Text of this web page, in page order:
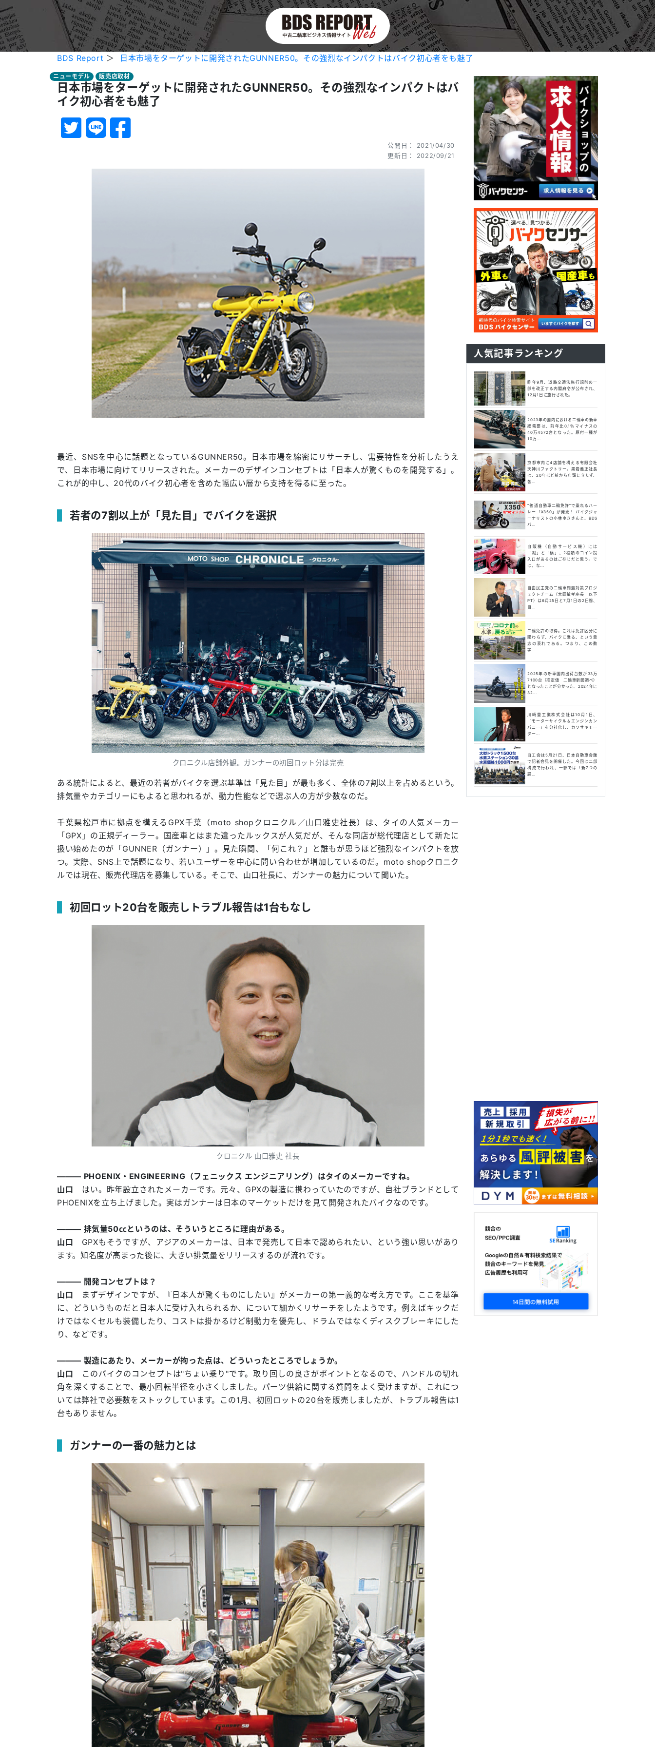
BDS Report ＞ 日本市場をターゲットに開発されたGUNNER50。その強烈なインパクトはバイク初心者をも魅了
ニューモデル 販売店取材
日本市場をターゲットに開発されたGUNNER50。その強烈なインパクトはバ
イク初心者をも魅了
公開日： 2021/04/30
更新日： 2022/09/21
最近、SNSを中心に話題となっているGUNNER50。日本市場を綿密にリサーチし、需要特性を分析したうえ
で、日本市場に向けてリリースされた。メーカーのデザインコンセプトは「日本人が驚くものを開発する」。
これが的中し、20代のバイク初心者を含めた幅広い層から支持を得るに至った。
若者の7割以上が「見た目」でバイクを選択
クロニクル店舗外観。ガンナーの初回ロット分は完売
ある統計によると、最近の若者がバイクを選ぶ基準は「見た目」が最も多く、全体の7割以上を占めるという。
排気量やカテゴリーにもよると思われるが、動力性能などで選ぶ人の方が少数なのだ。
千葉県松戸市に拠点を構えるGPX千葉（moto shopクロニクル／山口雅史社長）は、タイの人気メーカー
「GPX」の正規ディーラー。国産車とはまた違ったルックスが人気だが、そんな同店が総代理店として新たに
扱い始めたのが「GUNNER（ガンナー）」。見た瞬間、「何これ？」と誰もが思うほど強烈なインパクトを放
つ。実際、SNS上で話題になり、若いユーザーを中心に問い合わせが増加しているのだ。moto shopクロニク
ルでは現在、販売代理店を募集している。そこで、山口社長に、ガンナーの魅力について聞いた。
初回ロット20台を販売しトラブル報告は1台もなし
クロニクル 山口雅史 社長
――― PHOENIX・ENGINEERING（フェニックス エンジニアリング）はタイのメーカーですね。
山口 はい。昨年設立されたメーカーです。元々、GPXの製造に携わっていたのですが、自社ブランドとして
PHOENIXを立ち上げました。実はガンナーは日本のマーケットだけを見て開発されたバイクなのです。
――― 排気量50㏄というのは、そういうところに理由がある。
山口 GPXもそうですが、アジアのメーカーは、日本で発売して日本で認められたい、という強い思いがあり
ます。知名度が高まった後に、大きい排気量をリリースするのが流れです。
――― 開発コンセプトは？
山口 まずデザインですが、『日本人が驚くものにしたい』がメーカーの第一義的な考え方です。ここを基準
に、どういうものだと日本人に受け入れられるか、について細かくリサーチをしたようです。例えばキックだ
けではなくセルも装備したり、コストは掛かるけど制動力を優先し、ドラムではなくディスクブレーキにした
り、などです。
――― 製造にあたり、メーカーが拘った点は、どういったところでしょうか。
山口 このバイクのコンセプトは"ちょい乗り"です。取り回しの良さがポイントとなるので、ハンドルの切れ
角を深くすることで、最小回転半径を小さくしました。パーツ供給に関する質問をよく受けますが、これにつ
いては弊社で必要数をストックしています。この1月、初回ロットの20台を販売しましたが、トラブル報告は1
台もありません。
ガンナーの一番の魅力とは
人気記事ランキング
昨年9月、道路交通法施行規則の一
部を改正する内閣府令が公布され、
12月1日に施行された。
2023年の国内における二輪車の新車
総需要は、前年比0.1％マイナスの
40万4572台となった。原付一種が
10万...
京都市内に4店舗を構える有限会社
天神川ファクトリー。黒岩義正社長
は、20年ほど前から店頭に立たず、
各...
“普通自動車二輪免許”で乗れるハー
レー「X350」が発売！ バイクジャ
ーナリストの小林ゆきさんと、BDS
バ...
自販機（自動サービス機）には
「縦」と「横」、2種類のコイン投
入口があるのはご存じだと思う。で
は、な...
自由民主党の二輪車問題対策プロジ
ェクトチーム（大岡敏孝座長 以下
PT）は6月25日と7月1日の2日間、
自...
二輪免許の取得。これは免許区分に
関わらず、バイクに乗る、という意
志の表れである。つまり、この数
字...
2025年の新車国内出荷台数が33万
7100台（推定値 二輪車新聞調べ）
となったことが分かった。2024年に
32...
川崎重工業株式会社は10月1日、
「モーターサイクル＆エンジンカン
パニー」を分社化し、カワサキモー
ター...
自工会は5月21日、日本自動車会館
で記者会見を開催した。今回は二部
構成で行われ、一部では「新7つの
課...